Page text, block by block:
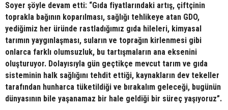
Soyer şöyle devam etti: “Gıda fiyatlarındaki artış, çiftçinin
toprakla bağının koparılması, sağlığı tehlikeye atan GDO,
yediğimiz her üründe rastladığımız gıda hileleri, kimyasal
tarımın yaygınlaşması, suların ve toprağın kirlenmesi gibi
onlarca farklı olumsuzluk, bu tartışmaların ana eksenini
oluşturuyor. Dolayısıyla gün geçtikçe mevcut tarım ve gıda
sisteminin halk sağlığını tehdit ettiği, kaynakların dev tekeller
tarafından hunharca tüketildiği ve bırakalım geleceği, bugünün
dünyasının bile yaşanamaz bir hale geldiği bir süreç yaşıyoruz”.